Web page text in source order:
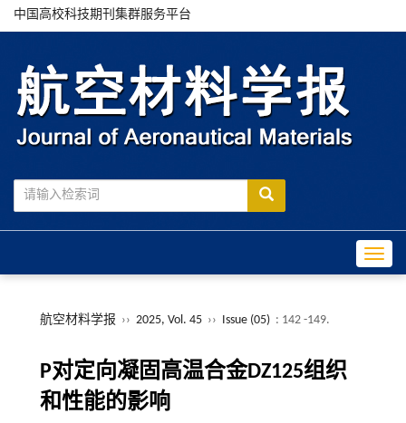
中国高校科技期刊集群服务平台
航空材料学报 ›› 2025, Vol. 45 ›› Issue (05) : 142 -149.
P对定向凝固高温合金DZ125组织
和性能的影响